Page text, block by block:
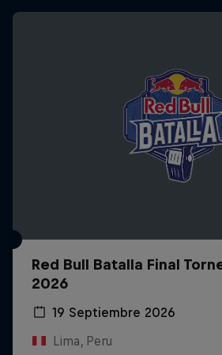
Red Bull Batalla Final
2026
19 Septiembre 2026
Lima, Peru